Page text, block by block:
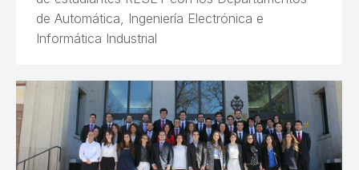
de Automática, Ingeniería Electrónica e
Informática Industrial